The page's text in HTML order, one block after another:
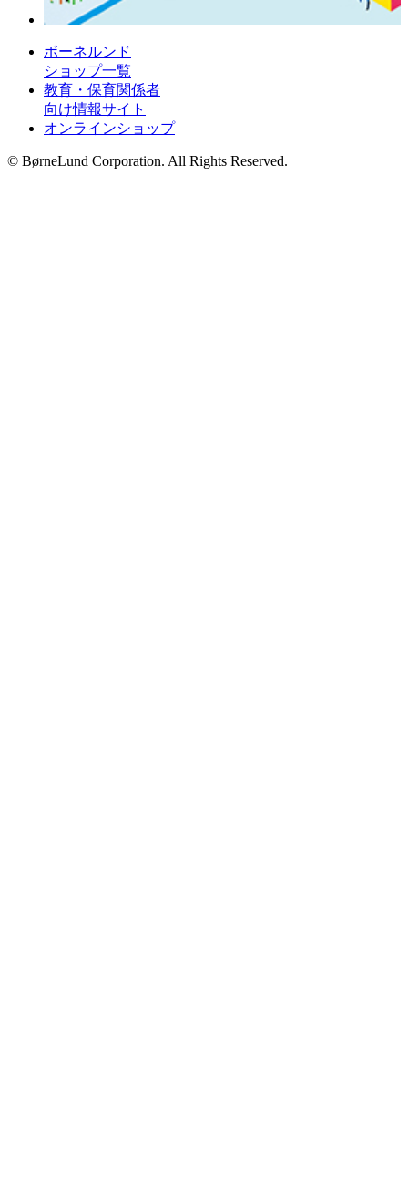
ボーネルンド
ショップ一覧
教育・保育関係者
向け情報サイト
オンラインショップ
© BørneLund Corporation. All Rights Reserved.